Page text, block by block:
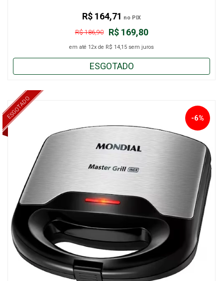
R$ 169,80
R$ 186,90
em até 12x de R$ 14,15 sem juros
R$ 164,71 no PIX
ESGOTADO
ESGOTADO -6%